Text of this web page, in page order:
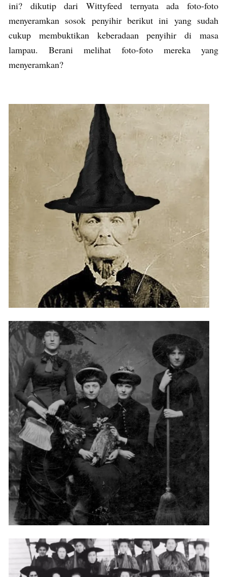
ini? dikutip dari Wittyfeed ternyata ada foto-foto
menyeramkan sosok penyihir berikut ini yang sudah
cukup membuktikan keberadaan penyihir di masa
lampau. Berani melihat foto-foto mereka yang
menyeramkan?